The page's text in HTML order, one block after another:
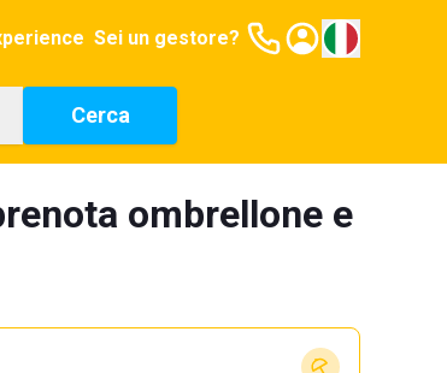
Sei un gestore?
Cerca
ombrellone e